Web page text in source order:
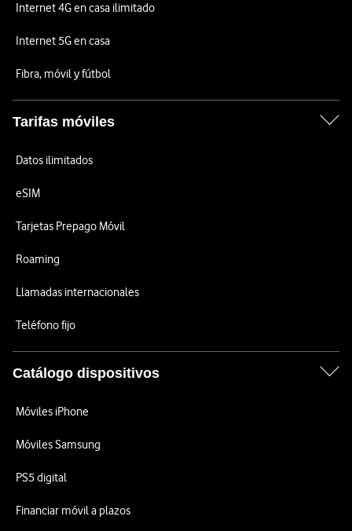
Internet 4G en casa ilimitado
Internet 5G en casa
Fibra, móvil y fútbol
Tarifas móviles
Datos ilimitados
eSIM
Tarjetas Prepago Móvil
Roaming
Llamadas internacionales
Teléfono fijo
Catálogo dispositivos
Móviles iPhone
Móviles Samsung
PS5 digital
Financiar móvil a plazos